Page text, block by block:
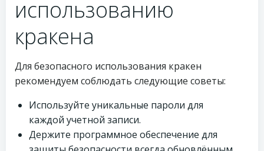
использованию
кракена
Для безопасного использования кракен
рекомендуем соблюдать следующие советы:
Используйте уникальные пароли для
каждой учетной записи.
Держите программное обеспечение для